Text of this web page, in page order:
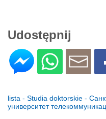
Udostępnij
lista - Studia doktorskie -
университет